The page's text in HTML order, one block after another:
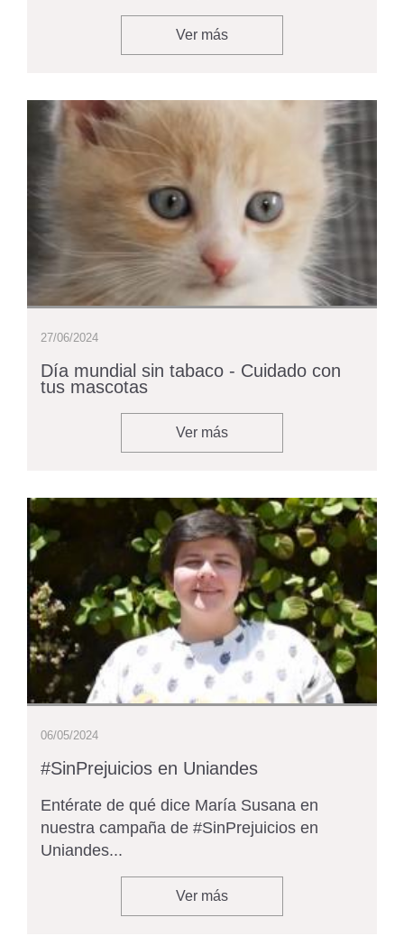
Ver más
27/06/2024
Día mundial sin tabaco - Cuidado con
tus mascotas
Ver más
06/05/2024
#SinPrejuicios en Uniandes
Entérate de qué dice María Susana en
nuestra campaña de #SinPrejuicios en
Uniandes...
Ver más